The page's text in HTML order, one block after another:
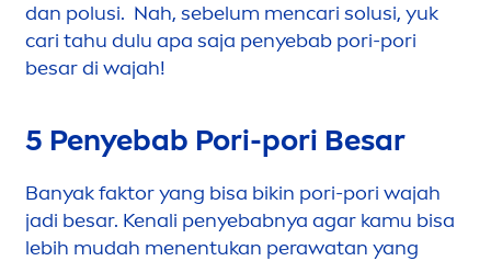
dan polusi. Nah, sebelum mencari solusi, yuk
cari tahu dulu apa saja penyebab pori-pori
besar di wajah!
5 Penyebab Pori-pori Besar
Banyak faktor yang bisa bikin pori-pori wajah
jadi besar. Kenali penyebabnya agar kamu bisa
lebih mudah menentukan perawatan yang